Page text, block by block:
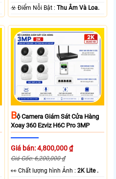
️☣️ Điểm Nỗi Bật :Thu Âm Và Loa.
BỘ Camera Giám Sát Cửa Hàng
Xoay 360 Ezviz H6C Pro 3MP
Giá bán: 4,800,000 ₫
Giá Gốc: 6,200,000 ₫
️👀 Chất lượng hình Ảnh :2K Lite .